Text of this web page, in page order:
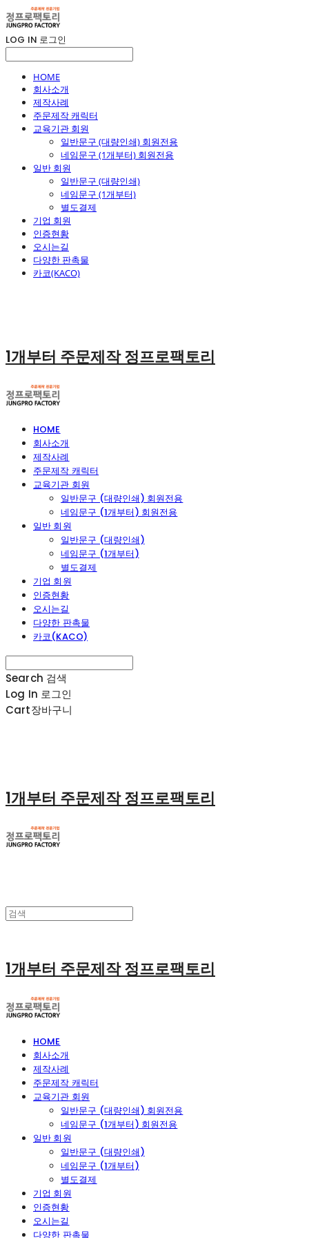
LOG IN 로그인
HOME
회사소개
제작사례
주문제작 캐릭터
교육기관 회원
일반문구 (대량인쇄) 회원전용
네임문구 (1개부터) 회원전용
일반 회원
일반문구 (대량인쇄)
네임문구 (1개부터)
별도결제
기업 회원
인증현황
오시는길
다양한 판촉물
카코(KACO)
1개부터 주문제작 정프로팩토리
HOME
회사소개
제작사례
주문제작 캐릭터
교육기관 회원
일반문구 (대량인쇄) 회원전용
네임문구 (1개부터) 회원전용
일반 회원
일반문구 (대량인쇄)
네임문구 (1개부터)
별도결제
기업 회원
인증현황
오시는길
다양한 판촉물
카코(KACO)
Search 검색
Log In 로그인
Cart장바구니
1개부터 주문제작 정프로팩토리
1개부터 주문제작 정프로팩토리
HOME
회사소개
제작사례
주문제작 캐릭터
교육기관 회원
일반문구 (대량인쇄) 회원전용
네임문구 (1개부터) 회원전용
일반 회원
일반문구 (대량인쇄)
네임문구 (1개부터)
별도결제
기업 회원
인증현황
오시는길
다양한 판촉물